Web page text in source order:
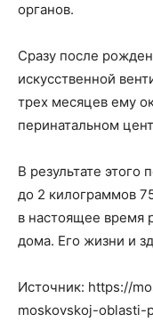
органов.
Сразу после
искусственной
трех месяцев ему
перинатальном
В результате этого
до 2 килограммов
в настоящее время
дома. Его жизни и
Источник: https://
moskovskoj-oblasti-